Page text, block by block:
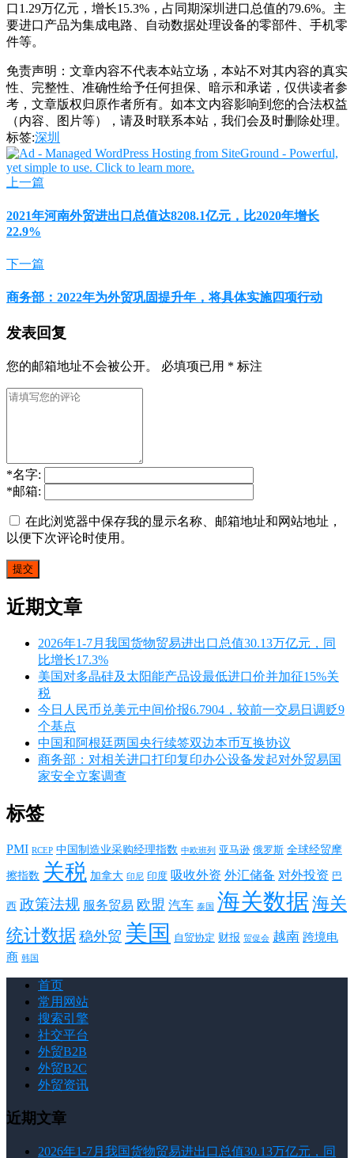
口1.29万亿元，增长15.3%，占同期深圳进口总值的79.6%。主
要进口产品为集成电路、自动数据处理设备的零部件、手机零
件等。
免责声明：文章内容不代表本站立场，本站不对其内容的真实
性、完整性、准确性给予任何担保、暗示和承诺，仅供读者参
考，文章版权归原作者所有。如本文内容影响到您的合法权益
（内容、图片等），请及时联系本站，我们会及时删除处理。
标签:深圳
上一篇
2021年河南外贸进出口总值达8208.1亿元，比2020年增长
22.9%
下一篇
商务部：2022年为外贸巩固提升年，将具体实施四项行动
发表回复
您的邮箱地址不会被公开。 必填项已用 * 标注
*名字:
*邮箱:
在此浏览器中保存我的显示名称、邮箱地址和网站地址，
以便下次评论时使用。
近期文章
2026年1-7月我国货物贸易进出口总值30.13万亿元，同
比增长17.3%
美国对多晶硅及太阳能产品设最低进口价并加征15%关
税
今日人民币兑美元中间价报6.7904，较前一交易日调贬9
个基点
中国和阿根廷两国央行续签双边本币互换协议
商务部：对相关进口打印复印办公设备发起对外贸易国
家安全立案调查
标签
PMI RCEP 中国制造业采购经理指数 中欧班列 亚马逊 俄罗斯 全球经贸摩
擦指数 关税 加拿大 印尼 印度 吸收外资 外汇储备 对外投资 巴
西 政策法规 服务贸易 欧盟 汽车 泰国 海关数据 海关
统计数据 稳外贸 美国 自贸协定 财报 贸促会 越南 跨境电
商 韩国
首页
常用网站
搜索引擎
社交平台
外贸B2B
外贸B2C
外贸资讯
近期文章
2026年1-7月我国货物贸易进出口总值30.13万亿元，同